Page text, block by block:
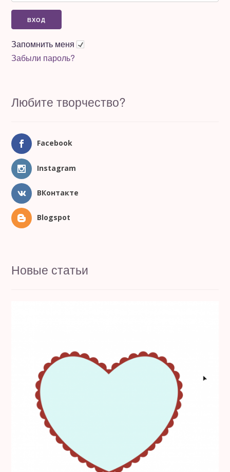
Запомнить меня
Забыли пароль?
Любите творчество?
Facebook
Instagram
ВКонтакте
Blogspot
Новые статьи